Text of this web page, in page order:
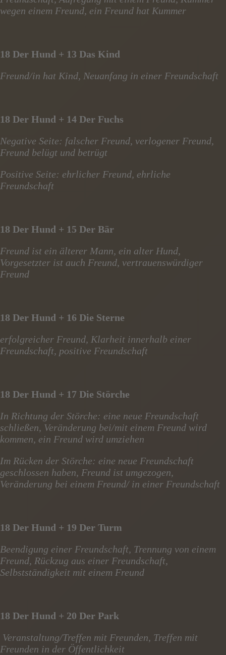
wegen einem Freund, ein Freund hat Kummer
18 Der Hund + 13 Das Kind
Freund/in hat Kind, Neuanfang in einer Freundschaft
18 Der Hund + 14 Der Fuchs
Negative Seite: falscher Freund, verlogener Freund,
Freund belügt und betrügt
Positive Seite: ehrlicher Freund, ehrliche
Freundschaft
18 Der Hund + 15 Der Bär
Freund ist ein älterer Mann, ein alter Hund,
Vorgesetzter ist auch Freund, vertrauenswürdiger
Freund
18 Der Hund + 16 Die Sterne
erfolgreicher Freund, Klarheit innerhalb einer
Freundschaft, positive Freundschaft
18 Der Hund + 17 Die Störche
In Richtung der Störche: eine neue Freundschaft
schließen, Veränderung bei/mit einem Freund wird
kommen, ein Freund wird umziehen
Im Rücken der Störche: eine neue Freundschaft
geschlossen haben, Freund ist umgezogen,
Veränderung bei einem Freund/ in einer Freundschaft
18 Der Hund + 19 Der Turm
Beendigung einer Freundschaft, Trennung von einem
Freund, Rückzug aus einer Freundschaft,
Selbstständigkeit mit einem Freund
18 Der Hund + 20 Der Park
Veranstaltung/Treffen mit Freunden, Treffen mit
Freunden in der Öffentlichkeit